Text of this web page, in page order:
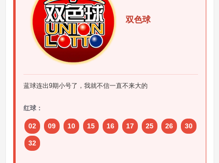
双色球
蓝球连出9期小号了，我就不信一直不来大的
红球：
02 09 10 15 16 17 25 26 30
32